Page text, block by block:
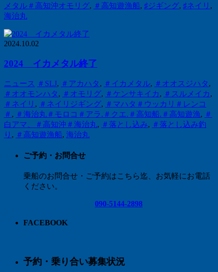
メタル＃高知沖オモリグ, ＃高知遊漁船, ♯ジギング, ♯ネイリ ,
海治丸
2024.10.02
2024 イカメタル終了
ニュース ＃SLJ, ＃アカハタ , ＃イカメタル, ＃オオスジハタ ,
＃オオモンハタ , ＃オモリグ, ＃ケンサキイカ, ＃スルメイカ,
＃ネイリ , ＃ネイリジギング, ＃マハタ＃ウッカリ＃レンコ
＃ , ＃海治丸＃モロコ＃アラ.＃クエ.＃高知船.＃高知遊漁, ＃
白アマ、＃高知沖＃海治丸, ＃落とし込み, ＃落とし込み釣
り , ＃高知遊漁船, 海治丸
ご予約・お問合せ
乗船のお問合せ・ご予約はこちら迄、お気軽にお電話
ください。
090-5144-2898
FACEBOOK
予約・乗り合い募集状況